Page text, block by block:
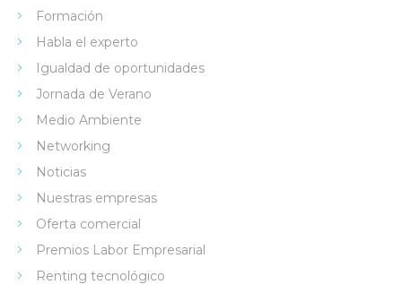
Formación
Habla el experto
Igualdad de oportunidades
Jornada de Verano
Medio Ambiente
Networking
Noticias
Nuestras empresas
Oferta comercial
Premios Labor Empresarial
Renting tecnológico